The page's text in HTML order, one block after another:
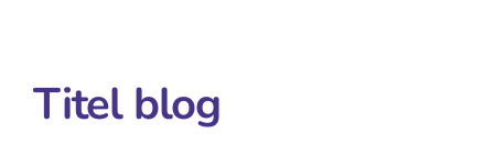
Titel blog